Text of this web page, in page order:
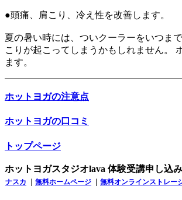
●頭痛、肩こり、冷え性を改善します。
夏の暑い時には、ついクーラーをいつま
こりが起こってしまうかもしれません。
ます。
ホットヨガの注意点
ホットヨガの口コミ
トップページ
ホットヨガスタジオlava 体験受講申し込
ナスカ ｜ 無料ホームページ ｜ 無料オンラインストレー